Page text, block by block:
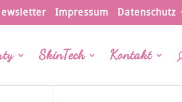
Impressum Datenschutz
SkinTech Kontakt